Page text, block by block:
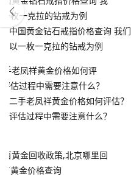
中国黄金钻石戒指价格查询 我们
以一枚一克拉的钻戒为例
二手老凤祥黄金价格如何评估？
评估过程中需要注意什么？